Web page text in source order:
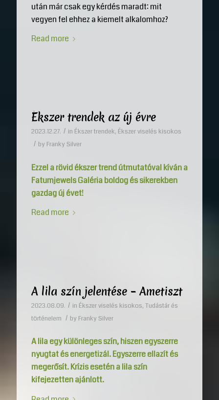
után már csak egy kérdés maradt: mit
vegyen fel ehhez a kiemelt alkalomhoz?
Read more
Ékszer trendek az új évre
2023.12.27. / in Ékszer trendek, Ékszer viselés kisokos
/ by Franky Silver
Ezzel a rövid ékszer trend útmutatóval kíván a
Fatumjewels Galéria boldog és sikerekben
gazdag új évet!
Read more
A lila szín jelentése – Ametiszt
2023.08.09. / in Ékszer viselés kisokos, Tudástár és
történelem / by Franky Silver
A lila egy különleges szín, hiszen egyszerre
nyugtat és energetizál. Egyszerre ellazít és
megerősít. Krízis esetén a lila szín
kifejezetten ajánlott.